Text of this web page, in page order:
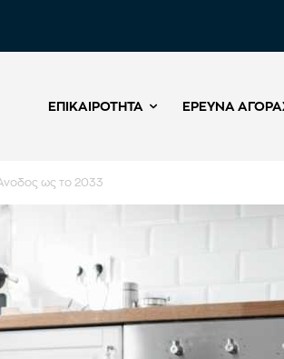
ΕΠΙΚΑΙΡΌΤΗΤΑ ΈΡΕΥΝΑ
Άνοδος ως το 2033